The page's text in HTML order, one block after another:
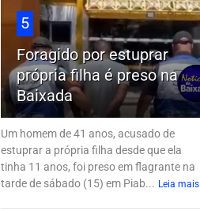
5
Foragido por estuprar
própria filha é preso na
Baixada
Um homem de 41 anos, acusado de
estuprar a própria filha desde que ela
tinha 11 anos, foi preso em flagrante na
tarde de sábado (15) em Piab... Leia mais